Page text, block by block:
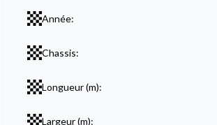
Année:
Chassis:
Longueur (m):
Largeur (m):